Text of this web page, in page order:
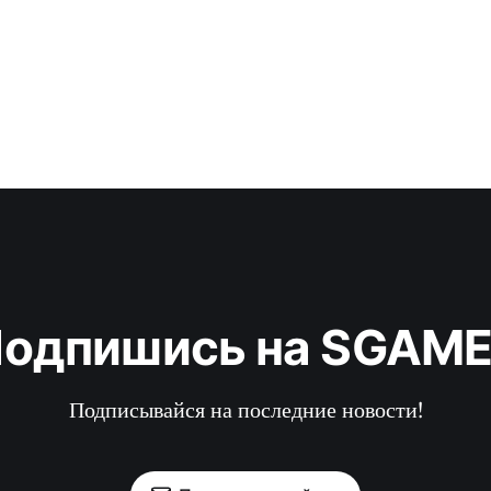
на
Подписывайся на последние новости!